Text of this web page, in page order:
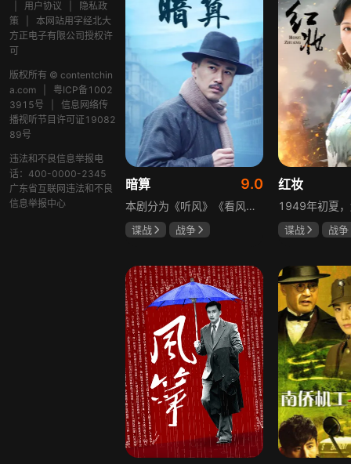
用户协议
隐私政
策
本网站用字经北大
方正电子有限公司授权许
可
版权所有 © contentchin
a.com
粤ICP备1002
3915号
信息网络传
播视听节目许可证19082
89号
违法和不良信息举报电
话：400-0000-2345
广东省互联网违法和不良
信息举报中心
暗算 9.0
本剧分为《听风》《看风》和《捕风》三个篇章，三者在时间关系及故事上相对独立，又千丝万缕。听风，即无线电侦听者，是一群“靠耳朵打江山”的人，他们的耳朵可以听到天外之音、无声之音、秘密之音。看风，即密码破译的人，是一群“善于神机妙算”的人，他们的慧眼可以识破天机、释读天书、看阅无字之书。捕风，即我党地下工作者，在国民党大肆实施白色恐怖时期，他们是牺牲者更是战斗者，乔装打扮深入虎穴，迎风而战，为缔造共和国立下不朽的丰功伟业。
谍战
战争
红妆
谍战
战争